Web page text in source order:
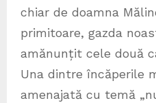
chiar de doamna
primitoare, gazda
amănunțit cele două
Una dintre încăperile
amenajată cu temă